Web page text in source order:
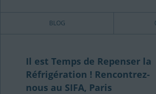
BLOG
Il est Temps de Repenser la
Réfrigération ! Rencontrez-
nous au SIFA, Paris